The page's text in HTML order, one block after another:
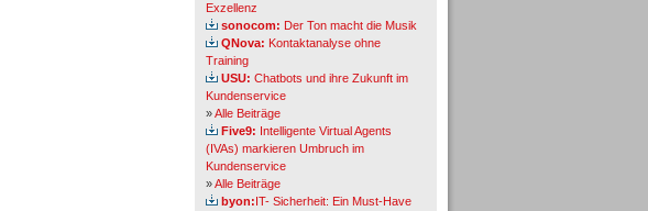
Exzellenz
sonocom: Der Ton macht die Musik
QNova: Kontaktanalyse ohne
Training
USU: Chatbots und ihre Zukunft im
Kundenservice
»Alle Beiträge
Five9: Intelligente Virtual Agents
(IVAs) markieren Umbruch im
Kundenservice
»Alle Beiträge
byon:IT- Sicherheit: Ein Must-Have